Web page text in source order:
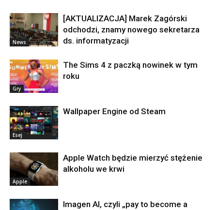
News
[AKTUALIZACJA] Marek Zagórski
odchodzi, znamy nowego sekretarza
ds. informatyzacji
Gry
The Sims 4 z paczką nowinek w tym
roku
Esej
Wallpaper Engine od Steam
Apple
Apple Watch będzie mierzyć stężenie
alkoholu we krwi
Imagen AI, czyli „pay to become a